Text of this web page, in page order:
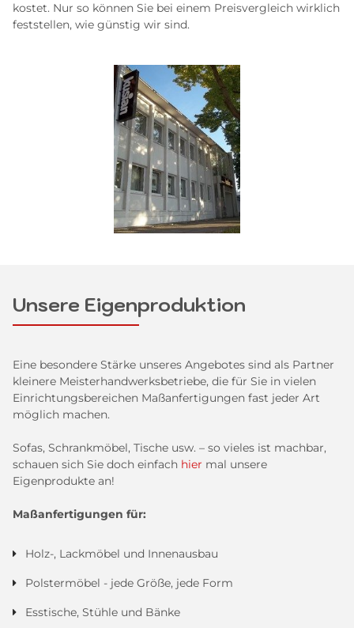
kostet. Nur so können Sie bei einem Preisvergleich wirklich
feststellen, wie günstig wir sind.
Unsere Eigenproduktion
Eine besondere Stärke unseres Angebotes sind als Partner
kleinere Meisterhandwerksbetriebe, die für Sie in vielen
Einrichtungsbereichen Maßanfertigungen fast jeder Art
möglich machen.
Sofas, Schrankmöbel, Tische usw. – so vieles ist machbar,
schauen sich Sie doch einfach hier mal unsere
Eigenprodukte an!
Maßanfertigungen für:
Holz-, Lackmöbel und Innenausbau
Polstermöbel - jede Größe, jede Form
Esstische, Stühle und Bänke